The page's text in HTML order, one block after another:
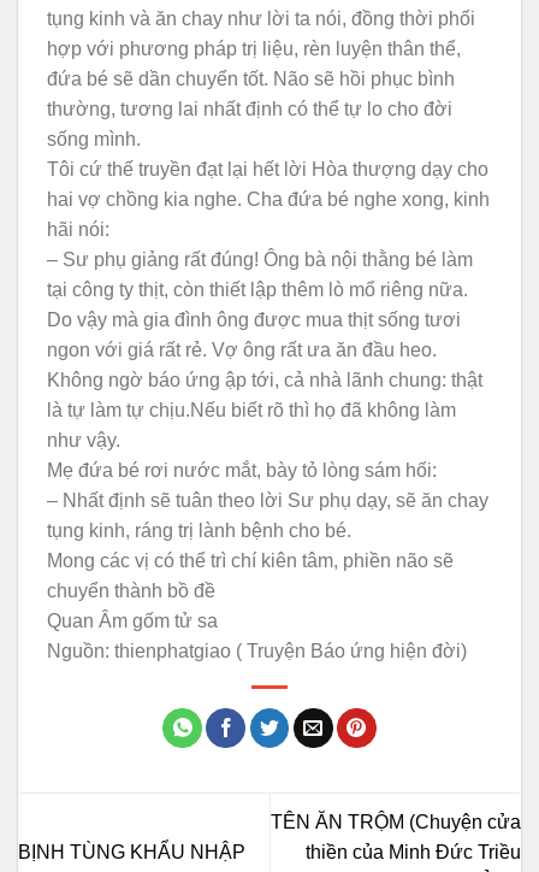
tụng kinh và ăn chay như lời ta nói, đồng thời phối
hợp với phương pháp trị liệu, rèn luyện thân thể,
đứa bé sẽ dần chuyển tốt. Não sẽ hồi phục bình
thường, tương lai nhất định có thể tự lo cho đời
sống mình.
Tôi cứ thế truyền đạt lại hết lời Hòa thượng dạy cho
hai vợ chồng kia nghe. Cha đứa bé nghe xong, kinh
hãi nói:
– Sư phụ giảng rất đúng! Ông bà nội thằng bé làm
tại công ty thịt, còn thiết lập thêm lò mổ riêng nữa.
Do vậy mà gia đình ông được mua thịt sống tươi
ngon với giá rất rẻ. Vợ ông rất ưa ăn đầu heo.
Không ngờ báo ứng ập tới, cả nhà lãnh chung: thật
là tự làm tự chịu.Nếu biết rõ thì họ đã không làm
như vậy.
Mẹ đứa bé rơi nước mắt, bày tỏ lòng sám hối:
– Nhất định sẽ tuân theo lời Sư phụ dạy, sẽ ăn chay
tụng kinh, ráng trị lành bệnh cho bé.
Mong các vị có thể trì chí kiên tâm, phiền não sẽ
chuyển thành bồ đề
Quan Âm gốm tử sa
Nguồn: thienphatgiao ( Truyện Báo ứng hiện đời)
BỊNH TÙNG KHẨU NHẬP
TÊN ĂN TRỘM (Chuyện cửa
thiền của Minh Đức Triều